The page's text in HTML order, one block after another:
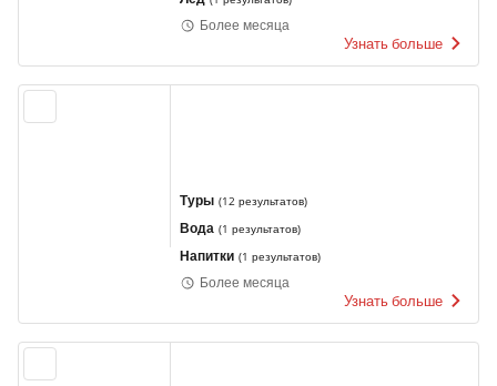
Более месяца
Узнать больше
Туры (12 результатов)
Вода (1 результатов)
Напитки (1 результатов)
Более месяца
Узнать больше